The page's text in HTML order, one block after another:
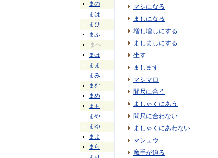
まの
まは
まひ
まふ
まへ
まほ
まま
まみ
まむ
まめ
まも
まや
まゆ
まよ
まら
マシになる
ましになる
増し増しにする
ましましにする
坐す
まします
マシマロ
間尺に合う
ましゃくにあう
間尺に合わない
ましゃくにあわない
マシュウ
魔手が迫る